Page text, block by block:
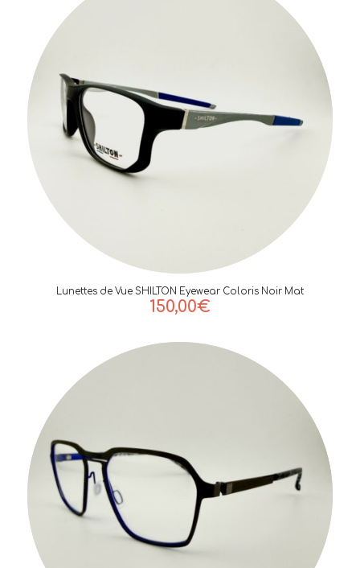
Lunettes de Vue SHILTON Eyewear Coloris Noir Mat
150,00€